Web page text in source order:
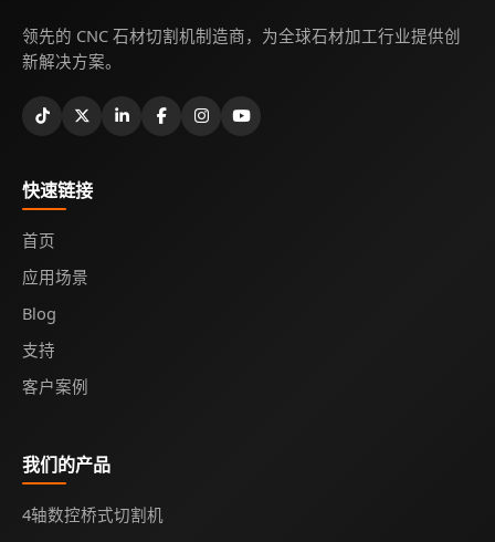
领先的 CNC 石材切割机制造商，为全球石材加工行业提供创
新解决方案。
快速链接
首页
应用场景
Blog
支持
客户案例
我们的产品
4轴数控桥式切割机